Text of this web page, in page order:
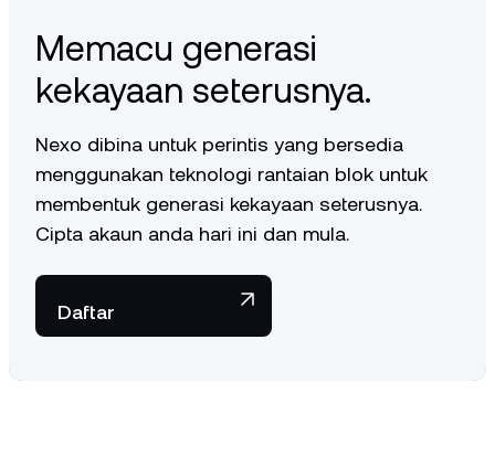
proactively opt-in for the service in their Nexo account.
Memacu generasi
kekayaan seterusnya.
Nexo dibina untuk perintis yang bersedia
menggunakan teknologi rantaian blok untuk
membentuk generasi kekayaan seterusnya.
Cipta akaun anda hari ini dan mula.
Daftar